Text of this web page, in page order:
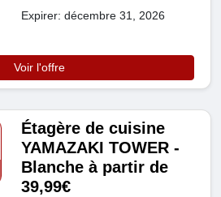
Expirer: décembre 31, 2026
Voir l'offre
Étagère de cuisine
YAMAZAKI TOWER -
Blanche à partir de
39,99€